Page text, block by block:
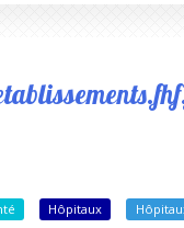
Hôpitaux